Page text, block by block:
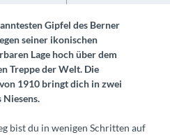
Gipfel des Berner
seiner ikonischen
Lage hoch über dem
Treppe der Welt. Die
1910 bringt dich in zwei
Niesens.
bist du in wenigen Schritten auf